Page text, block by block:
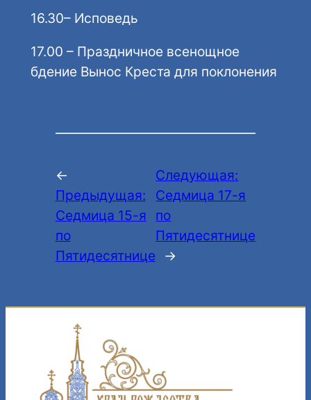
16.30– Исповедь
17.00 – Праздничное всенощное
бдение Вынос Креста для поклонения
←
Предыдущая:
Седмица 15-я
по
Пятидесятнице
Следующая:
Седмица 17-я
по
Пятидесятнице
→